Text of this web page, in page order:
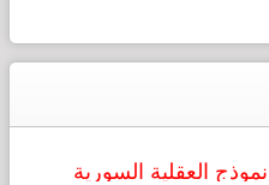
العقلية السورية